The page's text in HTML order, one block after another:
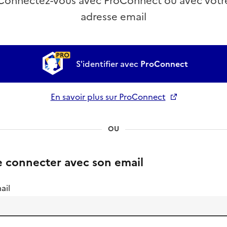
adresse email
S'identifier avec ProConnect
En savoir plus sur ProConnect
OU
connecter avec son email